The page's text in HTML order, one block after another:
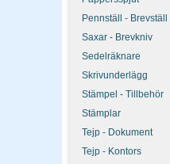
Pennställ - Brevställ
Saxar - Brevkniv
Sedelräknare
Skrivunderlägg
Stämpel - Tillbehör
Stämplar
Tejp - Dokument
Tejp - Kontors